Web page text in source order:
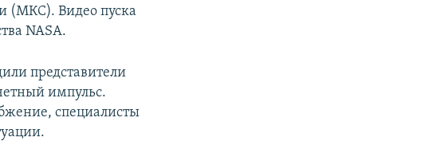
(МКС). Видео пуска
NASA.
представители
импульс.
специалисты